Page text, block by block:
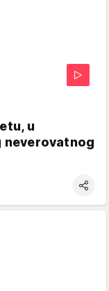
u
neverovatnog